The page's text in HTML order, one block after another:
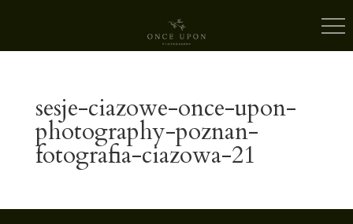
sesje-ciazowe-once-upon-
photography-poznan-
fotografia-ciazowa-21